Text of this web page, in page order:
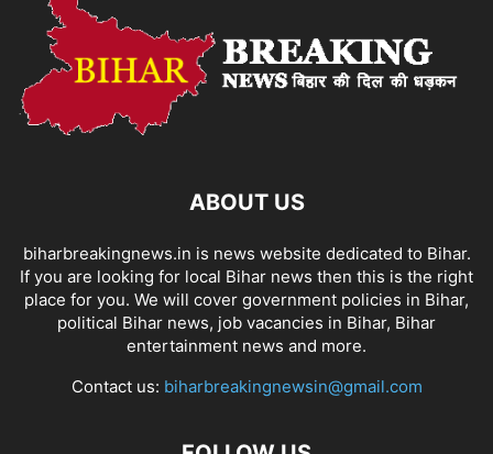
ABOUT US
biharbreakingnews.in is news website dedicated to Bihar.
If you are looking for local Bihar news then this is the right
place for you. We will cover government policies in Bihar,
political Bihar news, job vacancies in Bihar, Bihar
entertainment news and more.
Contact us: biharbreakingnewsin@gmail.com